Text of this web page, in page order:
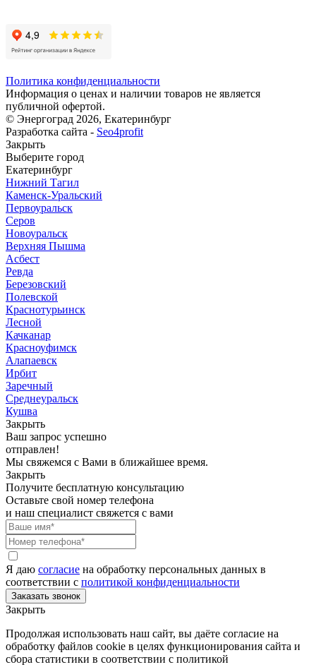
Политика конфиденциальности
Информация о ценах и наличии товаров не является
публичной офертой.
© Энергоград 2026, Екатеринбург
Разработка сайта - Seo4profit
Закрыть
Выберите город
Екатеринбург
Нижний Тагил
Каменск-Уральский
Первоуральск
Серов
Новоуральск
Верхняя Пышма
Асбест
Ревда
Березовский
Полевской
Краснотурьинск
Лесной
Качканар
Красноуфимск
Алапаевск
Ирбит
Заречный
Среднеуральск
Кушва
Закрыть
Ваш запрос успешно
отправлен!
Мы свяжемся с Вами в ближайшее время.
Закрыть
Получите бесплатную консультацию
Оставьте свой номер телефона
и наш специалист свяжется с вами
Я даю согласие на обработку персональных данных в
соответствии с политикой конфиденциальности
Закрыть
Продолжая использовать наш сайт, вы даёте согласие на
обработку файлов cookie в целях функционирования сайта и
сбора статистики в соответствии с политикой